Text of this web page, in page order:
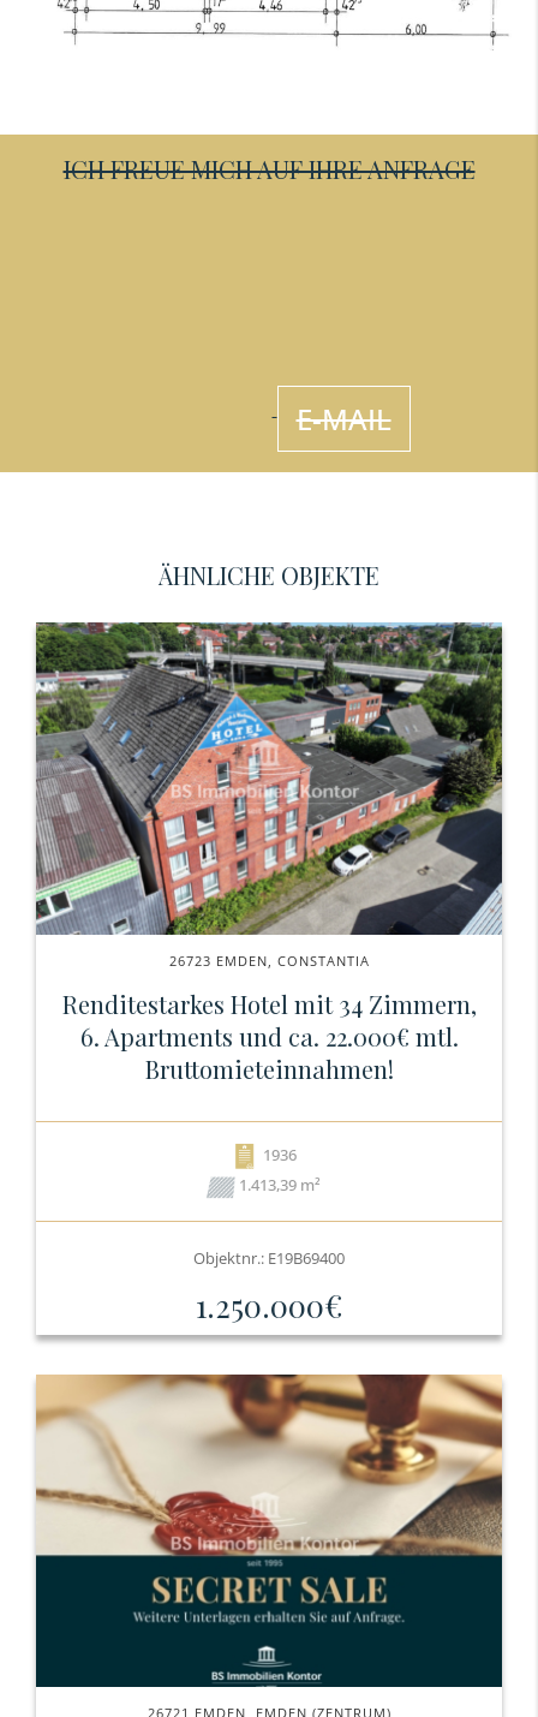
ICH FREUE MICH AUF IHRE ANFRAGE
E-MAIL
ÄHNLICHE OBJEKTE
26723 EMDEN, CONSTANTIA
Renditestarkes Hotel mit 34 Zimmern,
6. Apartments und ca. 22.000€ mtl.
Bruttomieteinnahmen!
1936
1.413,39 m²
Objektnr.: E19B69400
1.250.000€
26721 EMDEN, EMDEN (ZENTRUM)